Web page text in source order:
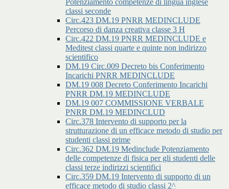
Potenziamento competenze di lingua inglese
classi seconde
Circ.423 DM.19 PNRR MEDINCLUDE
Percorso di danza creativa classe 3 H
Circ.422 DM.19 PNRR MEDINCLUDE e
Meditest classi quarte e quinte non indirizzo
scientifico
DM.19 Circ.009 Decreto bis Conferimento
Incarichi PNRR MEDINCLUDE
DM.19 008 Decreto Conferimento Incarichi
PNRR DM.19 MEDINCLUDE
DM.19 007 COMMISSIONE VERBALE
PNRR DM.19 MEDINCLUD
Circ.378 Intervento di supporto per la
strutturazione di un efficace metodo di studio per
studenti classi prime
Circ.362 DM.19 Medinclude Potenziamento
delle competenze di fisica per gli studenti delle
classi terze indirizzi scientifici
Circ.359 DM.19 Intervento di supporto di un
efficace metodo di studio classi 2^